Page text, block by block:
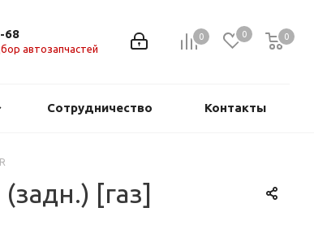
0 0 0
0
68
автозапчастей
Сотрудничество Контакты
[газ]